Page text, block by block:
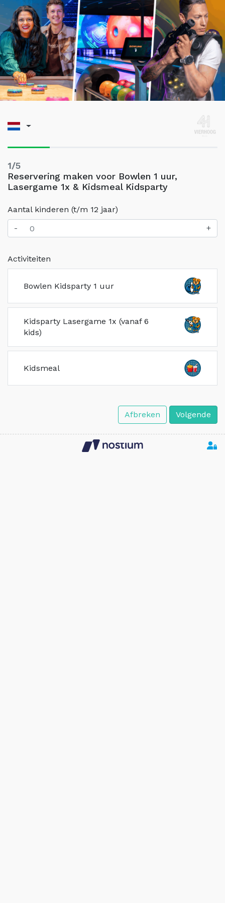
1/5
Reservering maken voor Bowlen 1 uur,
Lasergame 1x & Kidsmeal Kidsparty
Aantal kinderen (t/m 12 jaar)
-
+
Activiteiten
Bowlen Kidsparty 1 uur
Kidsparty Lasergame 1x (vanaf 6
kids)
Kidsmeal
Afbreken Volgende